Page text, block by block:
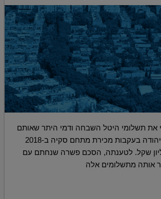
את תשלומי היטל השבחה ודמי היתר שאותם
שילמה לה ולאור יהודה בעקבות מכירת מתחם סקיה ב-2018
כ-550 מיליון שקל. לטענתה, הסכם פשרה שנחתם עם
אותה מתשלומים אלה